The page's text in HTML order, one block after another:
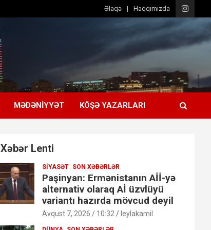
Əlaqə Haqqımızda
MƏDƏNIYYƏT KÖŞƏ YAZARLARI
Xəbər Lenti
SIYASƏT SON XƏBƏRLƏR
Paşinyan: Ermənistanın Aİİ-yə
alternativ olaraq Aİ üzvlüyü
variantı hazırda mövcud deyil
Avqust 7, 2026 / 10:32 leylakamil